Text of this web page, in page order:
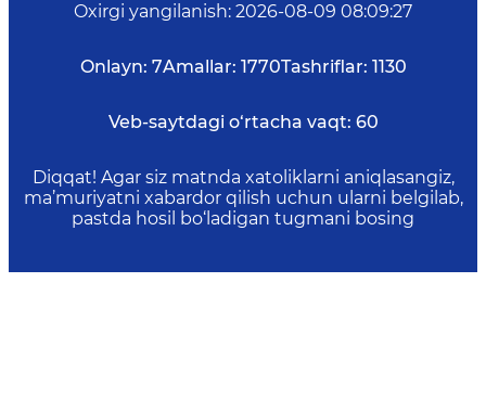
Oxirgi yangilanish: 2026-08-09 08:09:27
Onlayn: 7Amallar: 1770Tashriflar: 1130
Veb-saytdagi o‘rtacha vaqt: 60
Diqqat! Agar siz matnda xatoliklarni aniqlasangiz,
ma’muriyatni xabardor qilish uchun ularni belgilab,
pastda hosil bo‘ladigan tugmani bosing